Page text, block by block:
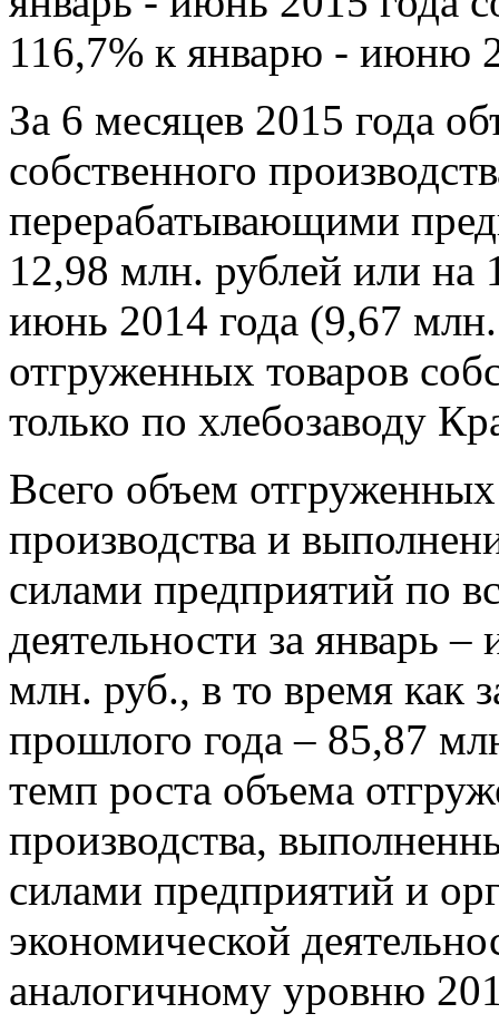
116,7% к январю - июню
За 6 месяцев 2015 года
собственного
перерабатывающими
12,98 млн. рублей или на
июнь 2014 года (9,67
отгруженных товаров
только по хлебозаводу
Всего объем
производства и
силами предприятий по
деятельности за январь
млн. руб., в то время как
прошлого года – 85,87
темп роста объема
производства,
силами предприятий и
экономической
аналогичному уровню